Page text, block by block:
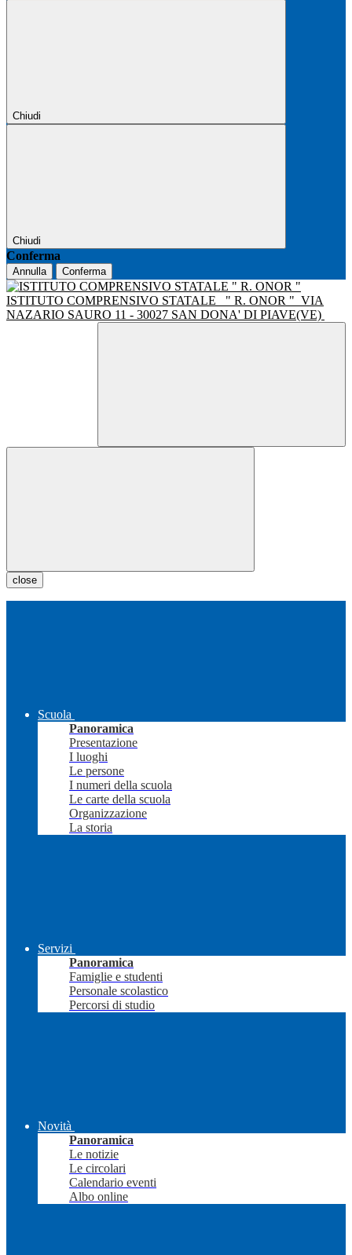
Chiudi
Chiudi
Conferma
Annulla Conferma
ISTITUTO COMPRENSIVO STATALE " R. ONOR " VIA
NAZARIO SAURO 11 - 30027 SAN DONA' DI PIAVE(VE)
close
Scuola
Panoramica
Presentazione
I luoghi
Le persone
I numeri della scuola
Le carte della scuola
Organizzazione
La storia
Servizi
Panoramica
Famiglie e studenti
Personale scolastico
Percorsi di studio
Novità
Panoramica
Le notizie
Le circolari
Calendario eventi
Albo online